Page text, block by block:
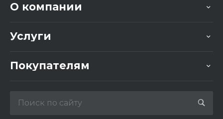
О компании
Услуги
Покупателям